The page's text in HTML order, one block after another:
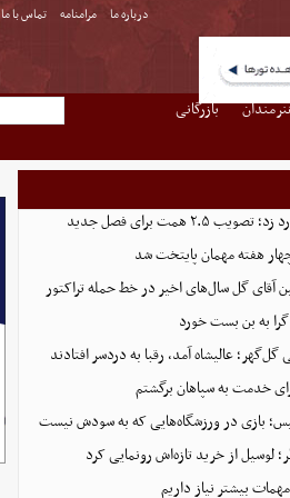
درباره ما مرامنامه تماس با ما
بازرگانی
همت برای فصل جدید
هفته مهمان پایتخت شد
آقای گل سال‌های اخیر در خط حمله تراکتور
به بن بست خورد
عالیشاه آمد، رقبا به دردسر افتادند
خدمت به سپاهان برگشتم
بازی در ورزشگاه‌هایی که به سودش نیست
لوسیل از خرید تازه‌اش رونمایی کرد
بیشتر نیاز داریم